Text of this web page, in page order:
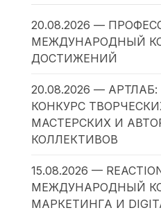
20.08.2026 —
МЕЖДУНАРОДНЫЙ
ДОСТИЖЕНИЙ
20.08.2026 —
КОНКУРС
МАСТЕРСКИХ И
КОЛЛЕКТИВОВ
15.08.2026 —
МЕЖДУНАРОДНЫЙ
МАРКЕТИНГА И